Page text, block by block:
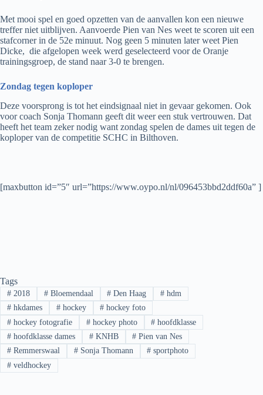
Met mooi spel en goed opzetten van de aanvallen kon een nieuwe
treffer niet uitblijven. Aanvoerde Pien van Nes weet te scoren uit een
stafcorner in de 52e minuut. Nog geen 5 minuten later weet Pien
Dicke, die afgelopen week werd geselecteerd voor de Oranje
trainingsgroep, de stand naar 3-0 te brengen.
Zondag tegen koploper
Deze voorsprong is tot het eindsignaal niet in gevaar gekomen. Ook
voor coach Sonja Thomann geeft dit weer een stuk vertrouwen. Dat
heeft het team zeker nodig want zondag spelen de dames uit tegen de
koploper van de competitie SCHC in Bilthoven.
[maxbutton id=”5″ url=”https://www.oypo.nl/nl/096453bbd2ddf60a” ]
Tags
#2018 #Bloemendaal # Den Haag # hdm
#hkdames #hockey # hockey foto
#hockey fotografie #hockey photo # hoofdklasse
#hoofdklasse dames #KNHB # Pien van Nes
#Remmerswaal #Sonja Thomann # sportphoto
#veldhockey